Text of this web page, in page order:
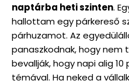
naptárba heti szinten.
hallottam egy párkereső
párhuzamot. Az
panaszkodnak, hogy nem
bevallják, hogy napi alig
témával. Ha neked a